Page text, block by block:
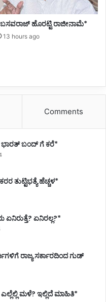
ಹೊರಟ್ಟಿ ರಾಜೀನಾಮೆ*
13 hours ago
Comments
ಭಾರತ್‌ ಬಂದ್‌ ಗೆ ಕರೆ*
ತುಟ್ಟಿಭತ್ಯೆ ಹೆಚ್ಚಳ*
ಏನಿರಲ್ಲ?*
ರಾಜ್ಯ ಸರ್ಕಾರದಿಂದ ಗುಡ್
ಮಳೆ? ಇಲ್ಲಿದೆ ಮಾಹಿತಿ*